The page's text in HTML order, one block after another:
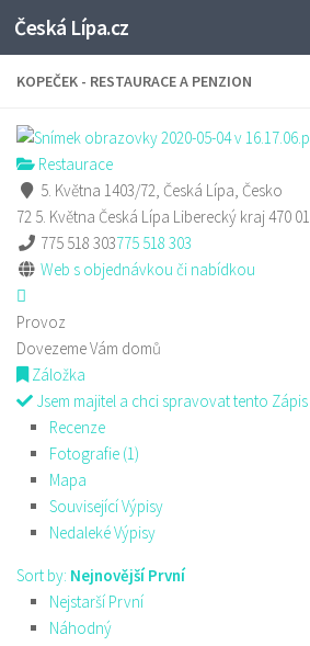
Skip to content
Česká Lípa.cz
KOPEČEK - RESTAURACE A PENZION
Restaurace
5. Května 1403/72, Česká Lípa, Česko
72 5. Května Česká Lípa Liberecký kraj470 01
775 518 303775 518 303
Web s objednávkou či nabídkou
Provoz
Dovezeme Vám domů
Záložka
Jsem majitel a chci spravovat tento Zápis
Recenze
Fotografie (1)
Mapa
Související Výpisy
Nedaleké Výpisy
Sort by: Nejnovější První
Nejstarší První
Náhodný